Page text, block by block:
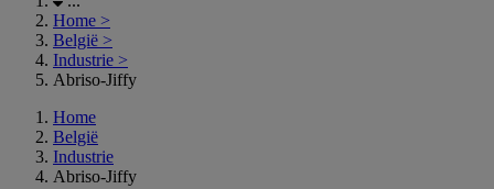
Home >
België >
Industrie >
Abriso-Jiffy
Home
België
Industrie
Abriso-Jiffy